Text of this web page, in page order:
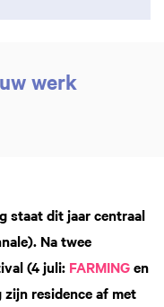
werk
staat dit jaar centraal
Na twee
(4 juli: FARMINGen
residence af met